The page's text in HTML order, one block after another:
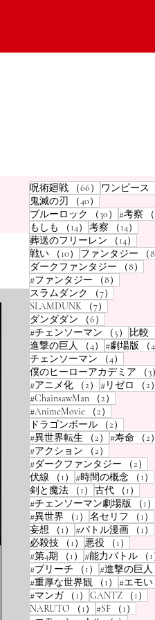
呪術廻戦 （66） 66件の記事
ワンピース
鬼滅の刃
（40）
ブルーロック
（30） 30件の
#考察
もしも
（14） 14件の記事
考察 （14）
葬送のフリーレン
（14）
戦い
（10） 10件の記事
ファンタジー
ダークファンタジー
（8）
#ファンタジー
（8）
スラムダンク
（7）
SLAMDUNK
（7）
ダンダダン
（6）
#チェンソーマン
（5） 5件の
比較
進撃の巨人
（4） 4件の記事
#劇場版
チェンソーマン
（4）
僕のヒーローアカデミア
（
#アニメ化
（2） 2件の記事
#リゼロ
（2
#ChainsawMan
（2）
#AnimeMovie
（2）
ドラゴンボール
（2）
#異世界転生
（2） 2件の記事
#寿命
（2
#アクション
（2）
#ダークファンタジー
（2）
伏線
（1） 1件の記事
#時間の概念 （1）
剣と魔法
（1） 1件の記事
古代 （1）
#チェンソーマン劇場版
（1
#異世界
（1） 1件の記事
名セリフ （1）
妄想
（1） 1件の記事
#バトル漫画 （1）
必殺技
（1） 1件の記事
悪役 （1）
#第4期
（1） 1件の記事
#能力バトル
（
#ブリーチ
（1） 1件の記事
#進撃の巨人
#重厚な世界観
（1） 1件の記
#エモい
#マンガ
（1） 1件の記事
GANTZ （1）
NARUTO
（1） 1件の記事
#SF （1）